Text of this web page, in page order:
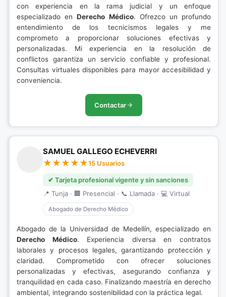
con experiencia en la rama judicial y un enfoque
especializado enDerecho Médico. Ofrezco un profundo
entendimiento de los tecnicismos legales y me
comprometo a proporcionar soluciones efectivas y
personalizadas. Mi experiencia en la resolución de
conflictos garantiza un servicio confiable y profesional.
Consultas virtuales disponibles para mayor accesibilidad y
conveniencia.
Contactar
SAMUEL GALLEGO ECHEVERRI
15 Usuarios
✔ Tarjeta profesional vigente y sin sanciones
📍 Tunja · 🏢 Presencial · 📞 Llamada · 💻 Virtual
Abogado de Derecho Médico
Abogado de la Universidad de Medellín, especializado en
Derecho Médico. Experiencia diversa en contratos
laborales y procesos legales, garantizando protección y
claridad. Comprometido con ofrecer soluciones
personalizadas y efectivas, asegurando confianza y
tranquilidad en cada caso. Finalizando maestría en derecho
ambiental, integrando sostenibilidad con la práctica legal.